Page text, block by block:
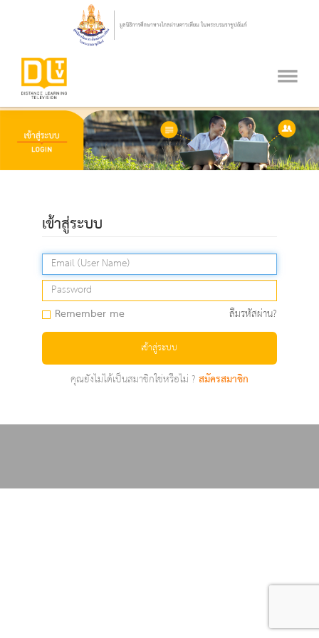
เข้าสู่ระบบ
Remember me ลืมรหัสผ่าน?
เข้าสู่ระบบ
คุณยังไม่ได้เป็นสมาชิกใช่หรือไม่ ?สมัครสมาชิก